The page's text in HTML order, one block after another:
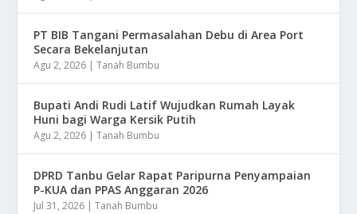
PT BIB Tangani Permasalahan Debu di Area Port
Secara Bekelanjutan
Agu 2, 2026 |Tanah Bumbu
Bupati Andi Rudi Latif Wujudkan Rumah Layak
Huni bagi Warga Kersik Putih
Agu 2, 2026 |Tanah Bumbu
DPRD Tanbu Gelar Rapat Paripurna Penyampaian
P-KUA dan PPAS Anggaran 2026
Jul 31, 2026 |Tanah Bumbu